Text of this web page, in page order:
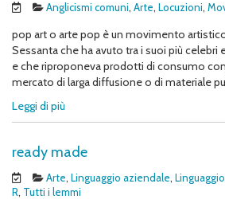
Anglicismi comuni, Arte, Locuzioni,
pop art o arte pop è un movimento
Sessanta che ha avuto tra i suoi più celebri
e che riproponeva prodotti di consumo
mercato di larga diffusione o di materiale
Leggi di più
ready made
Arte, Linguaggio aziendale,
R, Tutti i lemmi